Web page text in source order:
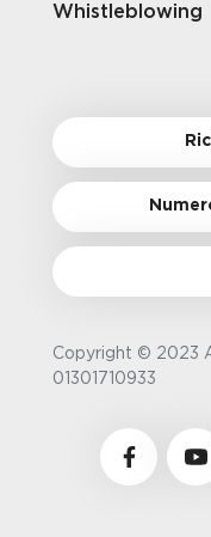
Whistleblowing
Copyright © 2023
01301710933